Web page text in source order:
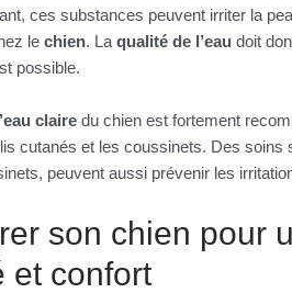
ces substances peuvent irriter la
le chien. La qualité de l’eau doit
possible.
claire du chien est fortement
cutanés et les coussinets. Des soins
peuvent aussi prévenir les
son chien pour
et confort